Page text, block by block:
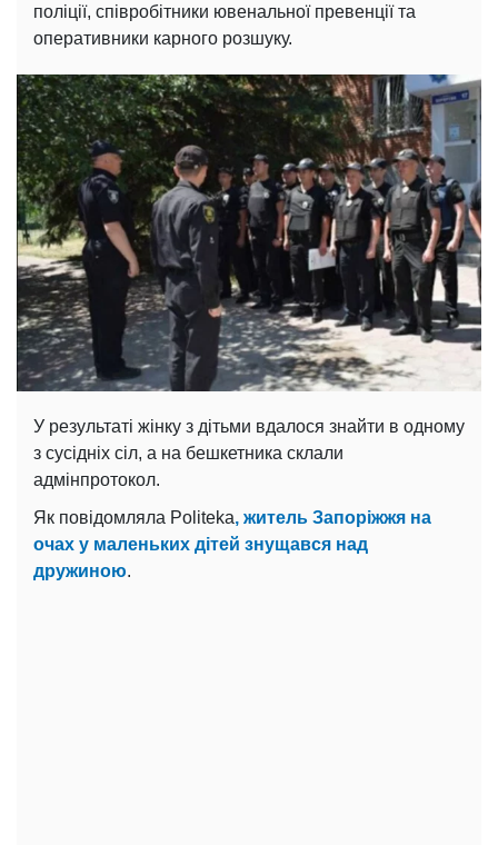
поліції, співробітники ювенальної превенції та
оперативники карного розшуку.
У результаті жінку з дітьми вдалося знайти в одному
з сусідніх сіл, а на бешкетника склали
адмінпротокол.
Як повідомляла Politeka, житель Запоріжжя на
очах у маленьких дітей знущався над
дружиною.